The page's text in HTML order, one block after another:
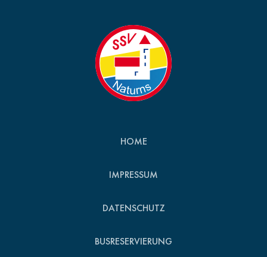
HOME
IMPRESSUM
DATENSCHUTZ
BUSRESERVIERUNG